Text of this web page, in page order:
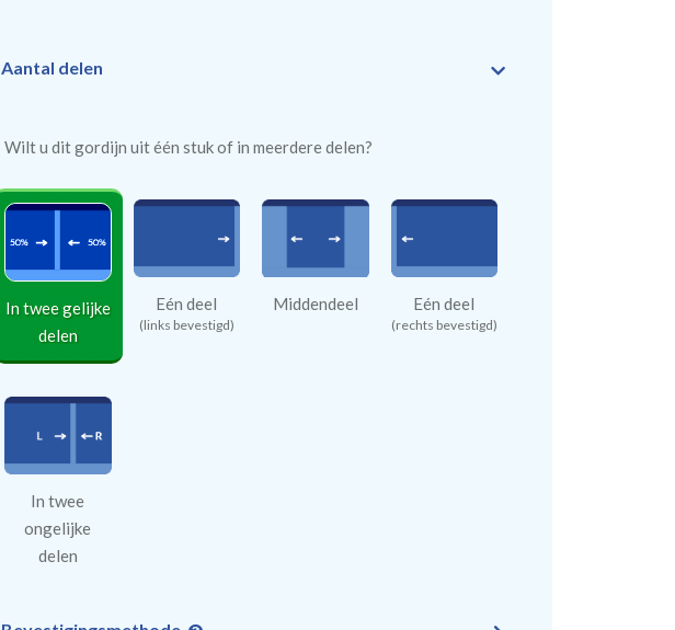
Aantal delen
Wilt u dit gordijn uit één stuk of in meerdere delen?
In twee gelijke
delen
Eén deel
(links bevestigd)
Middendeel Eén deel
(rechts bevestigd)
In twee
ongelijke
delen